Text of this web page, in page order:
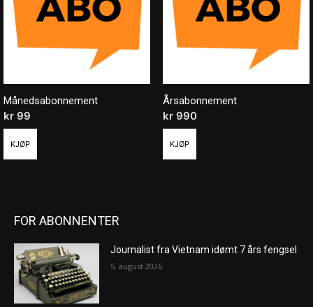
Månedsabonnement
kr 99
KJØP
Årsabonnement
kr990
KJØP
FOR ABONNENTER
Journalist fra Vietnam idømt 7 års fengsel
5. august 2026